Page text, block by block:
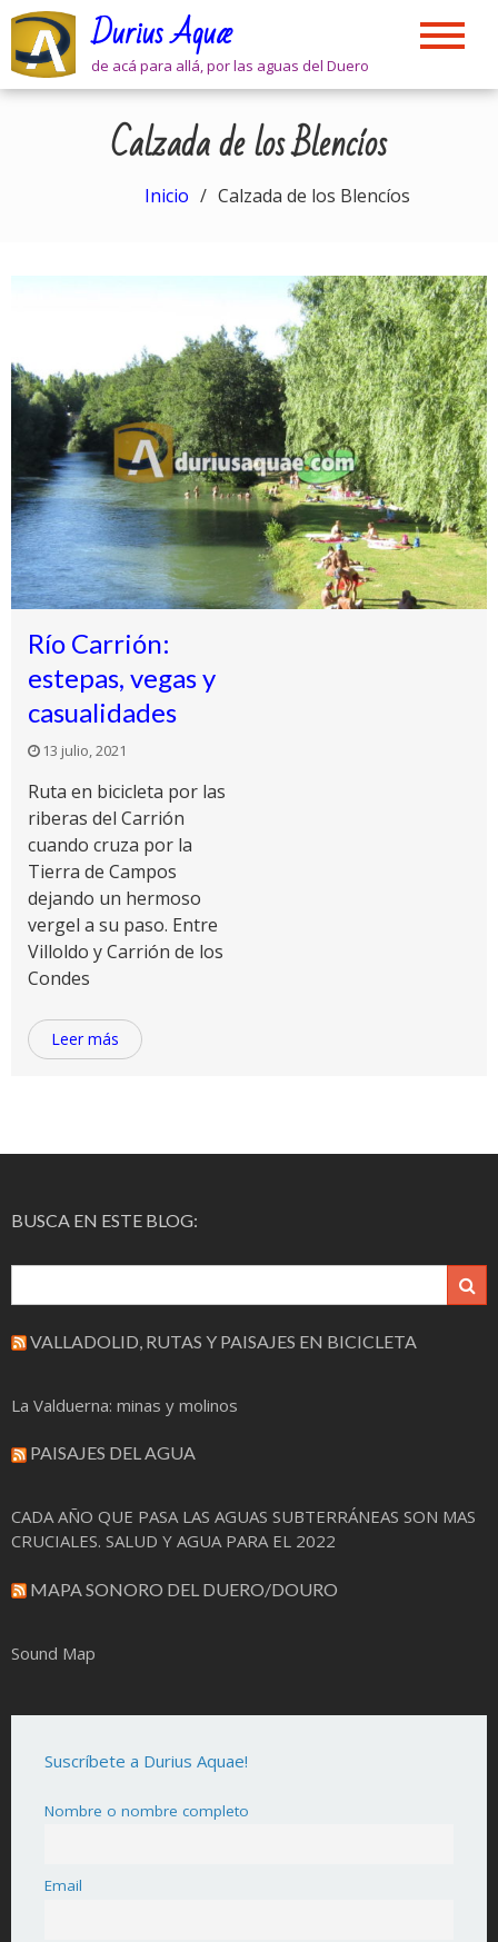
Skip
content
Durius Aquæ
de acá para allá, por las aguas del Duero
Calzada de los Blencíos
Inicio Calzada de los Blencíos
Río Carrión:
estepas, vegas y
casualidades
13 julio, 2021
Ruta en bicicleta por las
riberas del Carrión
cuando cruza por la
Tierra de Campos
dejando un hermoso
vergel a su paso. Entre
Villoldo y Carrión de los
Condes
Leer más
BUSCA EN ESTE BLOG:
VALLADOLID, RUTAS Y PAISAJES EN BICICLETA
La Valduerna: minas y molinos
PAISAJES DEL AGUA
CADA AÑO QUE PASA LAS AGUAS SUBTERRÁNEAS SON MAS
CRUCIALES. SALUD Y AGUA PARA EL 2022
MAPA SONORO DEL DUERO/DOURO
Sound Map
Suscríbete a Durius Aquae!
Nombre o nombre completo
Email